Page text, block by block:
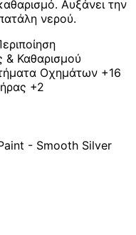
Αυξάνει την
νερού.
& Καθαρισμού
Οχημάτων +16
+2
- Smooth Silver